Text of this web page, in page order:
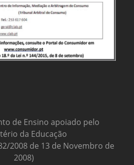
de Ensino apoiado pelo
da Educação
2008 de 13 de Novembro de
2008)